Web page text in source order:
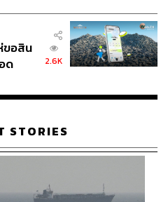
ขอสิน
ด
2.6K
STORIES